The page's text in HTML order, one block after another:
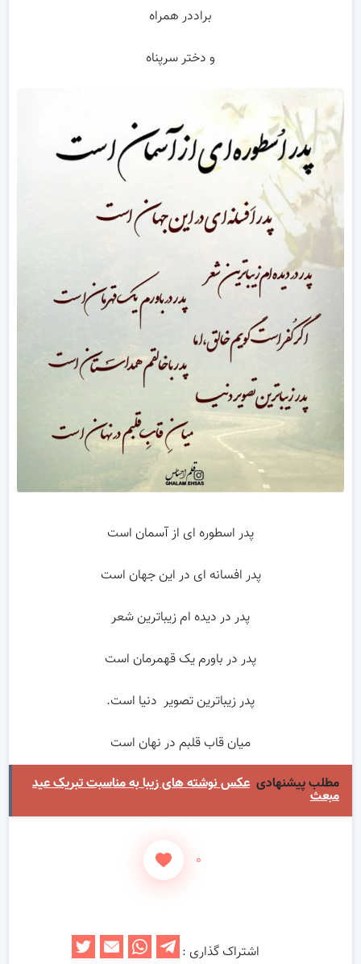
براددر همراه
و دختر سرپناه
پدر اسطوره ای از آسمان است
پدر افسانه ای در این جهان است
پدر در دیده ام زیباترین شعر
پدر در باورم یک قهمرمان است
پدر زیباترین تصویر دنیا است.
میان قاب قلبم در نهان است
مطلب پیشنهادی عکس نوشته های زیبا به مناسبت تبریک عید
مبعث
۰
اشتراک گذاری :